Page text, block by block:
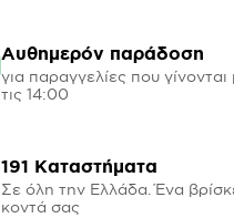
Αυθημερόν παράδοση
για παραγγελίες που γίνονται
τις 14:00
191 Καταστήματα
Σε όλη την Ελλάδα. Ένα
κοντά σας